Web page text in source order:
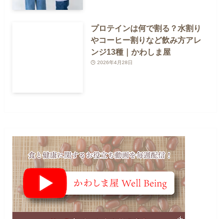
プロテインは何で割る？水割り
やコーヒー割りなど飲み方アレ
ンジ13種｜かわしま屋
2026年4月28日